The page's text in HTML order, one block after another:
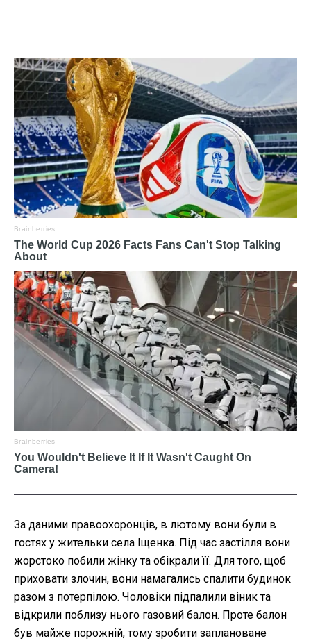
За даними правоохоронців, в лютому вони були в
гостях у жительки села Іщенка. Під час застілля вони
жорстоко побили жінку та обікрали її. Для того, щоб
приховати злочин, вони намагались спалити будинок
разом з потерпілою. Чоловіки підпалили віник та
відкрили поблизу нього газовий балон. Проте балон
був майже порожній, тому зробити заплановане